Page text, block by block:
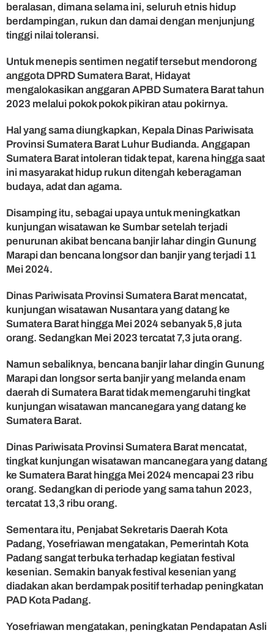
l
M
l
t
i
E
i
s
2
0
2
beralasan, dimana selama ini, seluruh etnis hidup
berdampingan, rukun dan damai dengan menjunjung
tinggi nilai toleransi.
Untuk menepis sentimen negatif tersebut mendorong
anggota DPRD Sumatera Barat, Hidayat
mengalokasikan anggaran APBD Sumatera Barat tahun
2023 melalui pokok pokok pikiran atau pokirnya.
Hal yang sama diungkapkan, Kepala Dinas Pariwisata
Provinsi Sumatera Barat Luhur Budianda. Anggapan
Sumatera Barat intoleran tidak tepat, karena hingga saat
ini masyarakat hidup rukun ditengah keberagaman
budaya, adat dan agama.
Disamping itu, sebagai upaya untuk meningkatkan
kunjungan wisatawan ke Sumbar setelah terjadi
penurunan akibat bencana banjir lahar dingin Gunung
Marapi dan bencana longsor dan banjir yang terjadi 11
Mei 2024.
Dinas Pariwisata Provinsi Sumatera Barat mencatat,
kunjungan wisatawan Nusantara yang datang ke
Sumatera Barat hingga Mei 2024 sebanyak 5,8 juta
orang. Sedangkan Mei 2023 tercatat 7,3 juta orang.
Namun sebaliknya, bencana banjir lahar dingin Gunung
Marapi dan longsor serta banjir yang melanda enam
daerah di Sumatera Barat tidak memengaruhi tingkat
kunjungan wisatawan mancanegara yang datang ke
Sumatera Barat.
Dinas Pariwisata Provinsi Sumatera Barat mencatat,
tingkat kunjungan wisatawan mancanegara yang datang
ke Sumatera Barat hingga Mei 2024 mencapai 23 ribu
orang. Sedangkan di periode yang sama tahun 2023,
tercatat 13,3 ribu orang.
Sementara itu, Penjabat Sekretaris Daerah Kota
Padang, Yosefriawan mengatakan, Pemerintah Kota
Padang sangat terbuka terhadap kegiatan festival
kesenian. Semakin banyak festival kesenian yang
diadakan akan berdampak positif terhadap peningkatan
PAD Kota Padang.
Yosefriawan mengatakan, peningkatan Pendapatan Asli